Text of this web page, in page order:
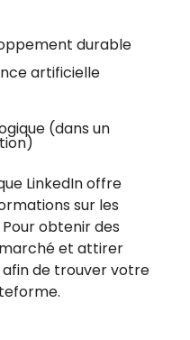
durable
artificielle
(dans un
LinkedIn offre
sur les
obtenir des
et attirer
de trouver votre